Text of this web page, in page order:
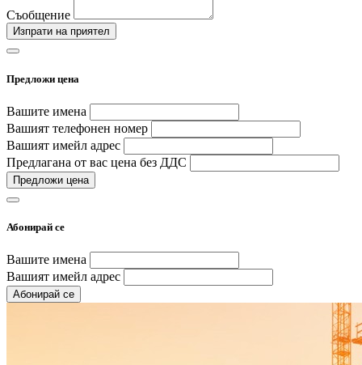
Съобщение
Изпрати на приятел
Предложи цена
Вашите имена
Вашият телефонен номер
Вашият имейл адрес
Предлагана от вас цена без ДДС
Предложи цена
Абонирай се
Вашите имена
Вашият имейл адрес
Абонирай се